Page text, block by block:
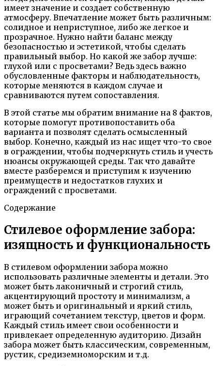
имеет значение и создает собственную
атмосферу. Впечатление может быть различным:
солидное и неприступное, либо же легкое и
прозрачное. Нужно найти баланс между
безопасностью и эстетикой, чтобы сделать
правильный выбор. Но какой же забор лучше:
глухой или с просветами? Ведь здесь важно
обусловленные факторы и наблюдательность,
которые меняются в каждом случае и
сравниваются путем сопоставления.
В этой статье мы обратим внимание на 8 фактов,
которые помогут противопоставить оба
варианта и позволят сделать осмысленный
выбор. Конечно, каждый из нас ищет что-то свое
в ограждении, чтобы подчеркнуть стиль и учесть
нюансы окружающей среды. Так что давайте
вместе разберемся и приступим к изучению
преимуществ и недостатков глухих и
ограждений с просветами.
Содержание
Стилевое оформление забора:
изящность и функциональность
В стилевом оформлении забора можно
использовать различные элементы и детали. Это
может быть лаконичный и строгий стиль,
акцентирующий простоту и минимализм, а
может быть и оригинальный и яркий стиль,
играющий сочетанием текстур, цветов и форм.
Каждый стиль имеет свои особенности и
привлекает определенную аудиторию. Дизайн
забора может быть классическим, современным,
рустик, средиземноморским и т.д.